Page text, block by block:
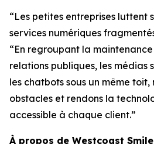
“Les petites entreprises luttent
services numériques
“En regroupant la
relations publiques, les médias
les chatbots sous un même toit,
obstacles et rendons la
accessible à chaque client.”
À propos de Westcoast